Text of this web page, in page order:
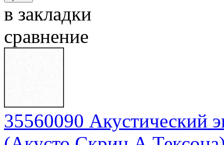
в закладки
сравнение
35560090 Акустический